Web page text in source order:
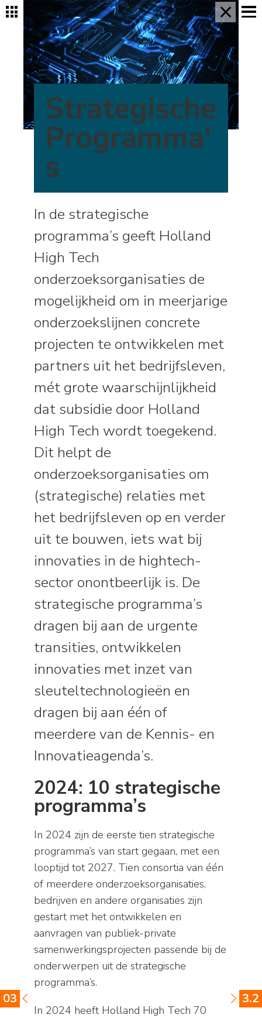
03 3.2
Strategische
Programma'
s
In de strategische
programma’s geeft Holland
High Tech
onderzoeksorganisaties de
mogelijkheid om in meerjarige
onderzoekslijnen concrete
projecten te ontwikkelen met
partners uit het bedrijfsleven,
mét grote waarschijnlijkheid
dat subsidie door Holland
High Tech wordt toegekend.
Dit helpt de
onderzoeksorganisaties om
(strategische) relaties met
het bedrijfsleven op en verder
uit te bouwen, iets wat bij
innovaties in de hightech-
sector onontbeerlijk is. De
strategische programma’s
dragen bij aan de urgente
transities, ontwikkelen
innovaties met inzet van
sleuteltechnologieën en
dragen bij aan één of
meerdere van de Kennis- en
Innovatieagenda’s.
2024: 10 strategische
programma’s
In 2024 zijn de eerste tien strategische
programma’s van start gegaan, met een
looptijd tot 2027. Tien consortia van één
of meerdere onderzoeksorganisaties,
bedrijven en andere organisaties zijn
gestart met het ontwikkelen en
aanvragen van publiek-private
samenwerkingsprojecten passende bij de
onderwerpen uit de strategische
programma’s.
In 2024 heeft Holland High Tech 70
×